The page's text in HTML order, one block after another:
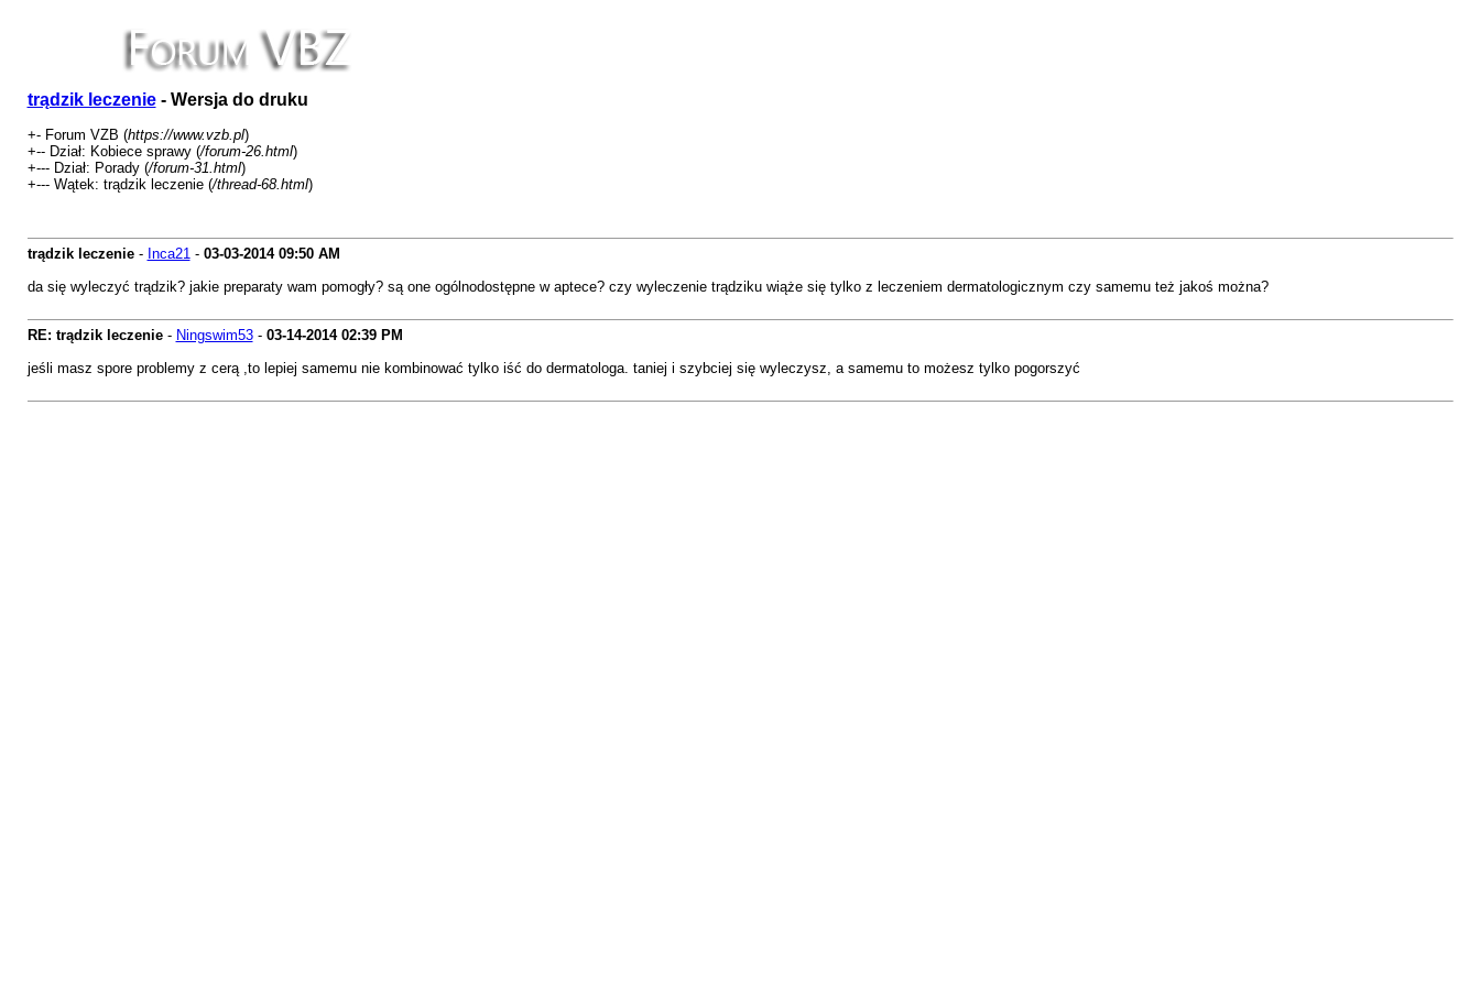
trądzik leczenie- Wersja do druku
+- Forum VZB (https://www.vzb.pl)
+-- Dział: Kobiece sprawy (/forum-26.html)
+--- Dział: Porady (/forum-31.html)
+--- Wątek: trądzik leczenie (/thread-68.html)
trądzik leczenie- Inca21- 03-03-2014 09:50 AM
da się wyleczyć trądzik? jakie preparaty wam pomogły? są one ogólnodostępne w aptece? czy wyleczenie trądziku wiąże się tylko z leczeniem dermatologicznym czy samemu też jakoś można?
RE: trądzik leczenie- Ningswim53- 03-14-2014 02:39 PM
jeśli masz spore problemy z cerą ,to lepiej samemu nie kombinować tylko iść do dermatologa. taniej i szybciej się wyleczysz, a samemu to możesz tylko pogorszyć